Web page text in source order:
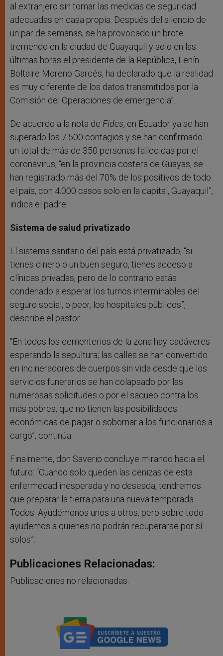
al extranjero sin tomar las medidas de seguridad
adecuadas en casa propia. Después del silencio de
un par de semanas, se ha provocado un brote
tremendo en la ciudad de Guayaquil y solo en las
últimas horas el presidente de la República, Lenín
Boltaire Moreno Garcés, ha declarado que la realidad
es muy diferente de los datos transmitidos por la
Comisión del Operaciones de emergencia”.
De acuerdo a la nota de Fides, en Ecuador ya se han
superado los 7.500 contagios y se han confirmado
un total de más de 350 personas fallecidas por el
coronavirus, “en la provincia costera de Guayas, se
han registrado más del 70% de los positivos de todo
el país, con 4.000 casos solo en la capital, Guayaquil”,
indica el padre.
Sistema de salud privatizado
El sistema sanitario del país está privatizado, “si
tienes dinero o un buen seguro, tienes acceso a
clínicas privadas, pero de lo contrario estás
condenado a esperar los turnos interminables del
seguro social, o peor, los hospitales públicos”,
describe el pastor.
“En todos los cementerios de la zona hay cadáveres
esperando la sepultura; las calles se han convertido
en incineradores de cuerpos sin vida desde que los
servicios funerarios se han colapsado por las
numerosas solicitudes o por el saqueo contra los
más pobres, que no tienen las posibilidades
económicas de pagar o sobornar a los funcionarios a
cargo”, continúa.
Finalmente, don Saverio concluye mirando hacia el
futuro: “Cuando solo queden las cenizas de esta
enfermedad inesperada y no deseada, tendremos
que preparar la tierra para una nueva temporada.
Todos. Ayudémonos unos a otros, pero sobre todo
ayudemos a quienes no podrán recuperarse por sí
solos”.
Publicaciones Relacionadas:
Publicaciones no relacionadas.